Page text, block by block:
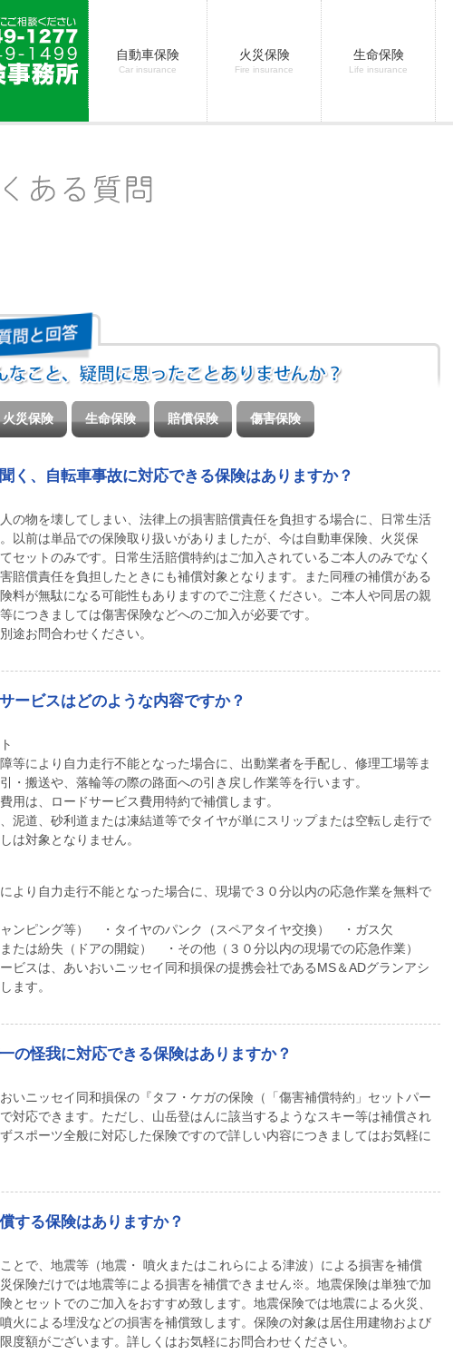
自動車保険
Car insurance
火災保険
Fire insurance
生命保険
Life insurance
火災保険 生命保険 賠償保険 傷害保険
く、自転車事故に対応できる保険はありますか？
の物を壊してしまい、法律上の損害賠償責任を負担する場合に、日常生活
以前は単品での保険取り扱いがありましたが、今は自動車保険、火災保
セットのみです。日常生活賠償特約はご加入されているご本人のみでなく
賠償責任を負担したときにも補償対象となります。また同種の補償がある
料が無駄になる可能性もありますのでご注意ください。ご本人や同居の親
につきましては傷害保険などへのご加入が必要です。
途お問合わせください。
ービスはどのような内容ですか？
等により自力走行不能となった場合に、出動業者を手配し、修理工場等ま
・搬送や、落輪等の際の路面への引き戻し作業等を行います。
用は、ロードサービス費用特約で補償します。
、泥道、砂利道または凍結道等でタイヤが単にスリップまたは空転し走行で
は対象となりません。
より自力走行不能となった場合に、現場で３０分以内の応急作業を無料で
ャンピング等） ・タイヤのパンク（スペアタイヤ交換） ・ガス欠
たは紛失（ドアの開錠） ・その他（３０分以内の現場での応急作業）
ビスは、あいおいニッセイ同和損保の提携会社であるMS＆ADグランアシ
ます。
の怪我に対応できる保険はありますか？
いニッセイ同和損保の『タフ・ケガの保険（「傷害補償特約」セットパー
対応できます。ただし、山岳登はんに該当するようなスキー等は補償され
スポーツ全般に対応した保険ですので詳しい内容につきましてはお気軽に
する保険はありますか？
とで、地震等（地震・ 噴火またはこれらによる津波）による損害を補償
保険だけでは地震等による損害を補償できません※。地震保険は単独で加
とセットでのご加入をおすすめ致します。地震保険では地震による火災、
火による埋没などの損害を補償致します。保険の対象は居住用建物および
度額がございます。詳しくはお気軽にお問合わせください。